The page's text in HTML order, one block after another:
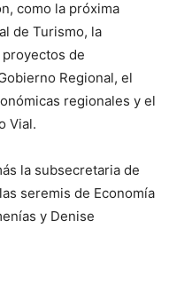
como la próxima
de Turismo, la
de
Regional, el
regionales y el
Vial.
la subsecretaria de
seremis de Economía
y Denise